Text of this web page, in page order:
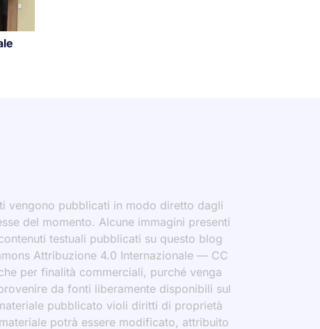
vengono pubblicati in modo diretto dagli
del momento. Alcune immagini presenti
testuali pubblicati su questo blog
Attribuzione 4.0 Internazionale — CC
per finalità commerciali, purché venga
da fonti liberamente disponibili sul
pubblicato violi diritti di proprietà
potrà essere modificato, attribuito